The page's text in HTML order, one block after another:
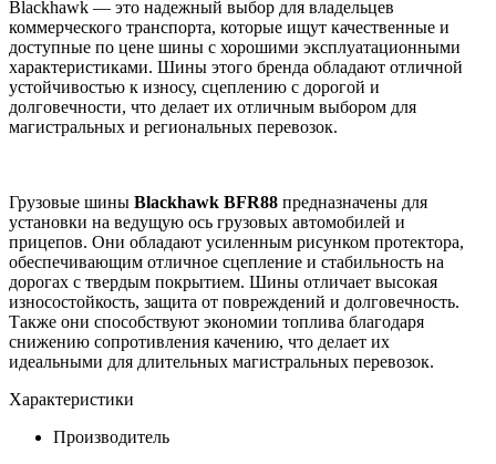
Blackhawk — это надежный выбор для владельцев
коммерческого транспорта, которые ищут качественные и
доступные по цене шины с хорошими эксплуатационными
характеристиками. Шины этого бренда обладают отличной
устойчивостью к износу, сцеплению с дорогой и
долговечности, что делает их отличным выбором для
магистральных и региональных перевозок.
Грузовые шины Blackhawk BFR88 предназначены для
установки на ведущую ось грузовых автомобилей и
прицепов. Они обладают усиленным рисунком протектора,
обеспечивающим отличное сцепление и стабильность на
дорогах с твердым покрытием. Шины отличает высокая
износостойкость, защита от повреждений и долговечность.
Также они способствуют экономии топлива благодаря
снижению сопротивления качению, что делает их
идеальными для длительных магистральных перевозок.
Характеристики
Производитель